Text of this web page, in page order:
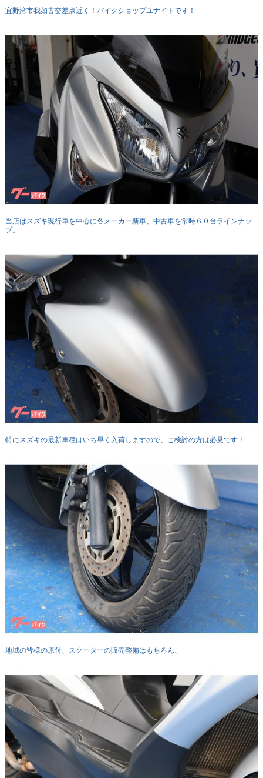
宜野湾市我如古交差点近く！バイクショップユナイトです！
当店はスズキ現行車を中心に各メーカー新車、中古車を常時６０台ラインナッ
プ。
特にスズキの最新車種はいち早く入荷しますので、ご検討の方は必見です！
地域の皆様の原付、スクーターの販売整備はもちろん、